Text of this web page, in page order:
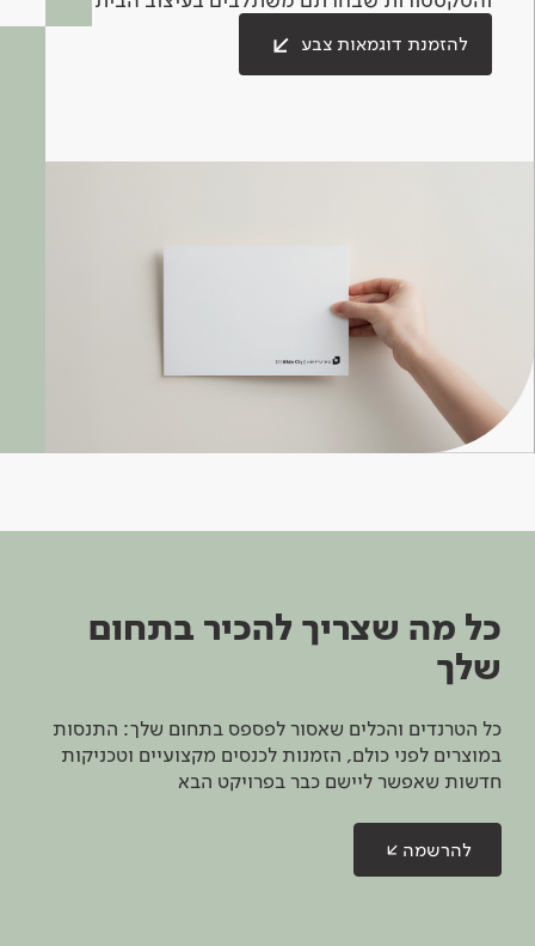
להזמנת דוגמאות צבע
כל מה שצריך להכיר בתחום
שלך
כל הטרנדים והכלים שאסור לפספס בתחום שלך: התנסות
במוצרים לפני כולם, הזמנות לכנסים מקצועיים וטכניקות
חדשות שאפשר ליישם כבר בפרויקט הבא
להרשמה